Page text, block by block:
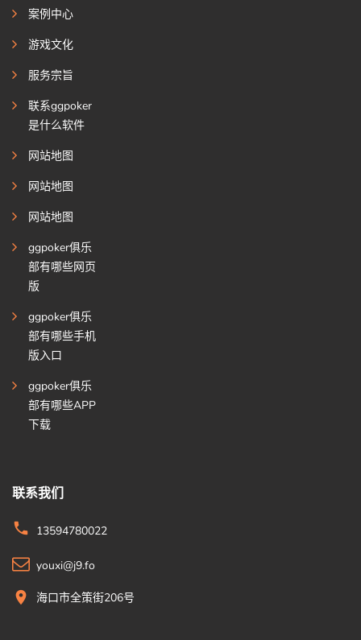
案例中心
游戏文化
服务宗旨
联系ggpoker
是什么软件
网站地图
网站地图
网站地图
ggpoker俱乐
部有哪些网页
版
ggpoker俱乐
部有哪些手机
版入口
ggpoker俱乐
部有哪些APP
下载
联系我们
13594780022
youxi@j9.fo
海口市全策街206号